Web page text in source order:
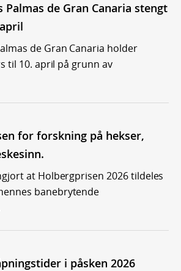
Palmas de Gran Canaria stengt
de Gran Canaria holder
til 10. april på grunn av
for forskning på hekser,
at Holbergprisen 2026 tildeles
banebrytende
i påsken 2026